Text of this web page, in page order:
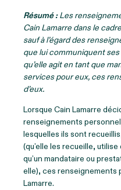
Résumé :Les
Cain Lamarre dans le
sauf à l’égard des
que lui communiquent
qu’elle agit en tant que
services pour eux, ces
d’eux.
Lorsque Cain Lamarre
renseignements
lesquelles ils sont
(qu’elle les recueille,
qu’un mandataire ou
elle), ces renseignements
Lamarre.